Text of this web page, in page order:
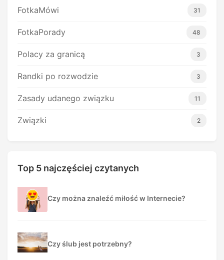
FotkaMówi 31
FotkaPorady 48
Polacy za granicą 3
Randki po rozwodzie 3
Zasady udanego związku 11
Związki 2
Top 5 najczęściej czytanych
Czy można znaleźć miłość w Internecie?
Czy ślub jest potrzebny?